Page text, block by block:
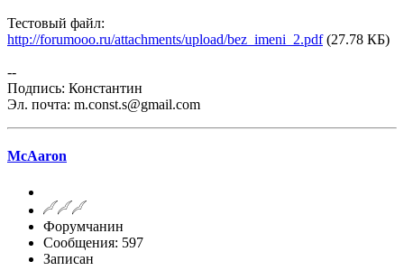
Тестовый файл:
http://forumooo.ru/attachments/upload/bez_imeni_2.pdf(27.78 КБ)
--
Подпись: Константин
Эл. почта: m.const.s@gmail.com
McAaron
Форумчанин
Сообщения: 597
Записан